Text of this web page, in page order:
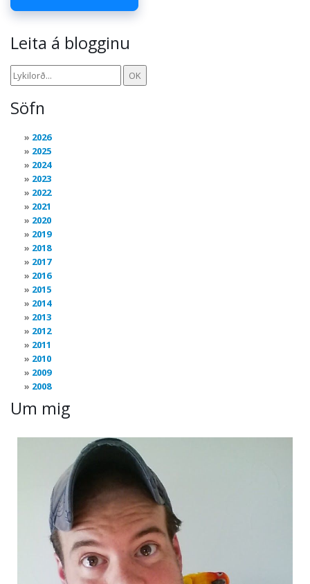
Leita á blogginu
Söfn
2026
2025
2024
2023
2022
2021
2020
2019
2018
2017
2016
2015
2014
2013
2012
2011
2010
2009
2008
Um mig